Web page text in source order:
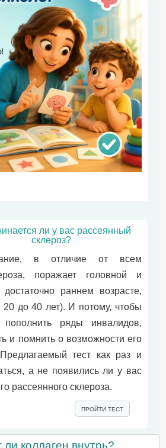
ли у вас рассеянный
склероз?
в отличие от всем
поражает головной и
раннем возрасте,
20 до 40 лет). И потому, чтобы
ряды инвалидов,
и помнить о возможности его
тест как раз и
а не появились ли у вас
рассеянного склероза.
ПРОЙТИ ТЕСТ
ли коллаген внутрь?